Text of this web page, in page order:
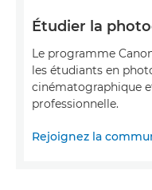
Étudier la
Le programme
les étudiants en
cinématographique
professionnelle.
Rejoignez la